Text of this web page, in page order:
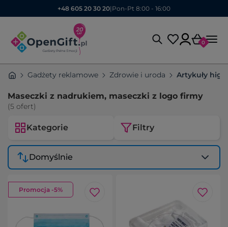
+48 605 20 30 20| Pon-Pt 8:00 - 16:00
0
Gadżety reklamowe Zdrowie i uroda Artykuły
Maseczki z nadrukiem, maseczki z logo firmy
(5 ofert)
Kategorie Filtry
Domyślnie
Promocja -5%